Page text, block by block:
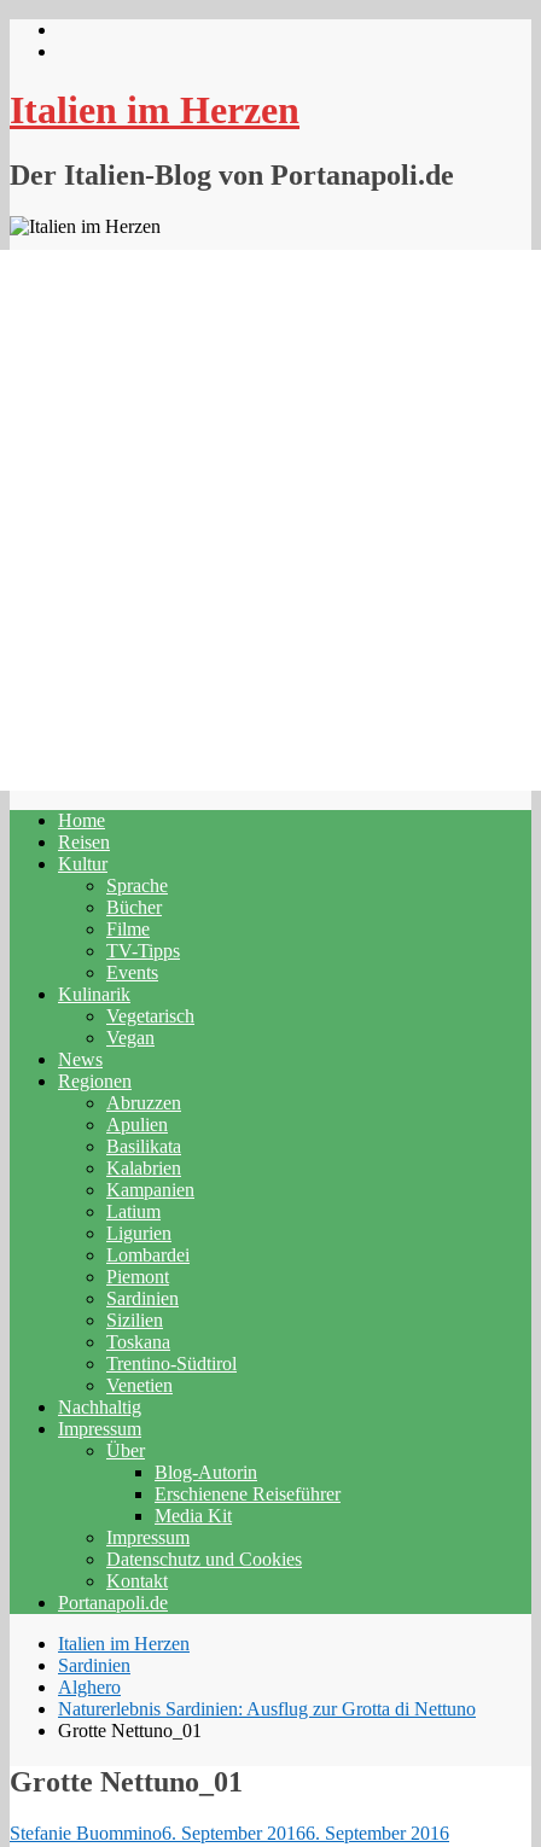
Skip
Italien im Herzen
Der Italien-Blog von Portanapoli.de
Home
Reisen
Kultur
Sprache
Bücher
Filme
TV-Tipps
Events
Kulinarik
Vegetarisch
Vegan
News
Regionen
Abruzzen
Apulien
Basilikata
Kalabrien
Kampanien
Latium
Ligurien
Lombardei
Piemont
Sardinien
Sizilien
Toskana
Trentino-Südtirol
Venetien
Nachhaltig
Impressum
Über
Blog-Autorin
Erschienene Reiseführer
Media Kit
Impressum
Datenschutz und Cookies
Kontakt
Portanapoli.de
Italien im Herzen
Sardinien
Alghero
Naturerlebnis Sardinien: Ausflug zur Grotta di Nettuno
Grotte Nettuno_01
Grotte Nettuno_01
Stefanie Buommino6. September 20166. September 2016